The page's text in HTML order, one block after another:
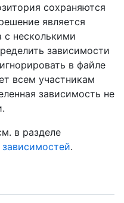
сохраняются
является
с несколькими
зависимости
в файле
всем участникам
зависимость не
в разделе
.